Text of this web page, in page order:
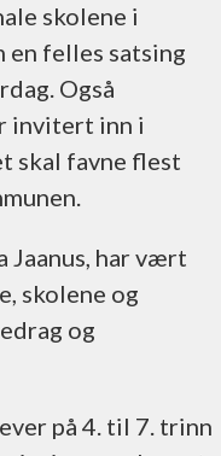
skolene i
en felles satsing
Også
invitert inn i
skal favne flest
Jaanus, har vært
skolene og
og
på 4. til 7. trinn